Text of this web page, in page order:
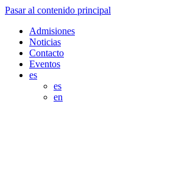
Pasar al contenido principal
Admisiones
Noticias
Contacto
Eventos
es
es
en